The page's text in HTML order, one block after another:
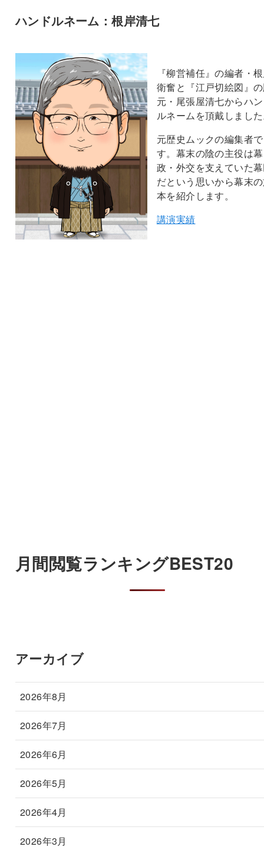
ハンドルネーム：根岸清七
『柳営補任』の編者・
衛奮と『江戸切絵図』
元・尾張屋清七からハ
ルネームを頂戴しまし
元歴史ムックの編集者で
す。幕末の陰の主役は幕
政・外交を支えていた
だという思いから幕末
本を紹介します。
講演実績
月間閲覧ランキングBEST20
アーカイブ
2026年8月
2026年7月
2026年6月
2026年5月
2026年4月
2026年3月